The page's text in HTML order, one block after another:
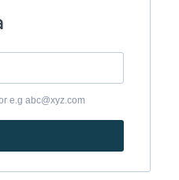
e.g abc@xyz.com